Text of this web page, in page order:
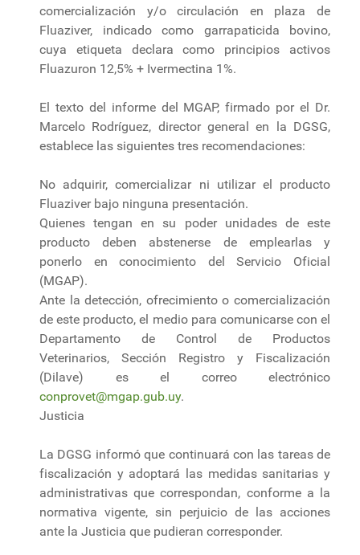
comercialización y/o circulación en plaza de
Fluaziver, indicado como garrapaticida bovino,
cuya etiqueta declara como principios activos
Fluazuron 12,5% + Ivermectina 1%.
El texto del informe del MGAP, firmado por el Dr.
Marcelo Rodríguez, director general en la DGSG,
establece las siguientes tres recomendaciones:
No adquirir, comercializar ni utilizar el producto
Fluaziver bajo ninguna presentación.
Quienes tengan en su poder unidades de este
producto deben abstenerse de emplearlas y
ponerlo en conocimiento del Servicio Oficial
(MGAP).
Ante la detección, ofrecimiento o comercialización
de este producto, el medio para comunicarse con el
Departamento de Control de Productos
Veterinarios, Sección Registro y Fiscalización
(Dilave) es el correo electrónico
conprovet@mgap.gub.uy.
Justicia
La DGSG informó que continuará con las tareas de
fiscalización y adoptará las medidas sanitarias y
administrativas que correspondan, conforme a la
normativa vigente, sin perjuicio de las acciones
ante la Justicia que pudieran corresponder.